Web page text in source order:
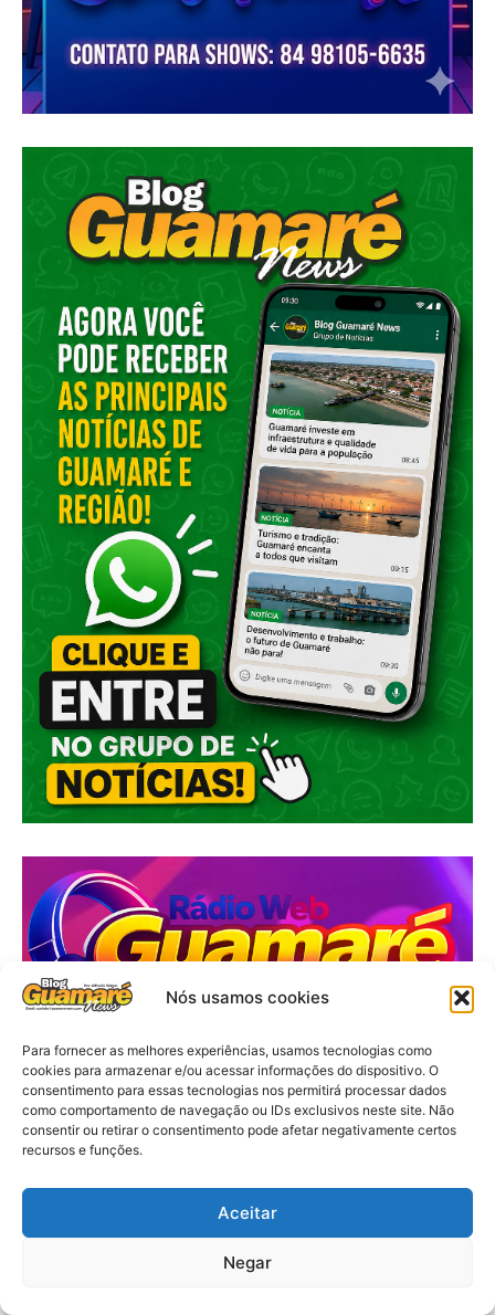
Nós usamos cookies
Para fornecer as melhores experiências, usamos tecnologias como
cookies para armazenar e/ou acessar informações do dispositivo. O
consentimento para essas tecnologias nos permitirá processar dados
como comportamento de navegação ou IDs exclusivos neste site. Não
consentir ou retirar o consentimento pode afetar negativamente certos
recursos e funções.
Aceitar
Negar